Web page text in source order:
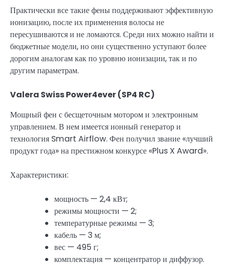
Практически все такие фены поддерживают эффективную
ионизацию, после их применения волосы не
пересушиваются и не ломаются. Среди них можно найти и
бюджетные модели, но они существенно уступают более
дорогим аналогам как по уровню ионизации, так и по
другим параметрам.
Valera Swiss Power4ever (SP4 RC)
Мощный фен с бесщеточным мотором и электронным
управлением. В нем имеется ионный генератор и
технология Smart Airflow. Фен получил звание «лучший
продукт года» на престижном конкурсе «Plus X Award».
Характеристики:
мощность — 2,4 кВт;
режимы мощности — 2;
температурные режимы — 3;
кабель — 3 м;
вес — 495 г;
комплектация — концентратор и диффузор.